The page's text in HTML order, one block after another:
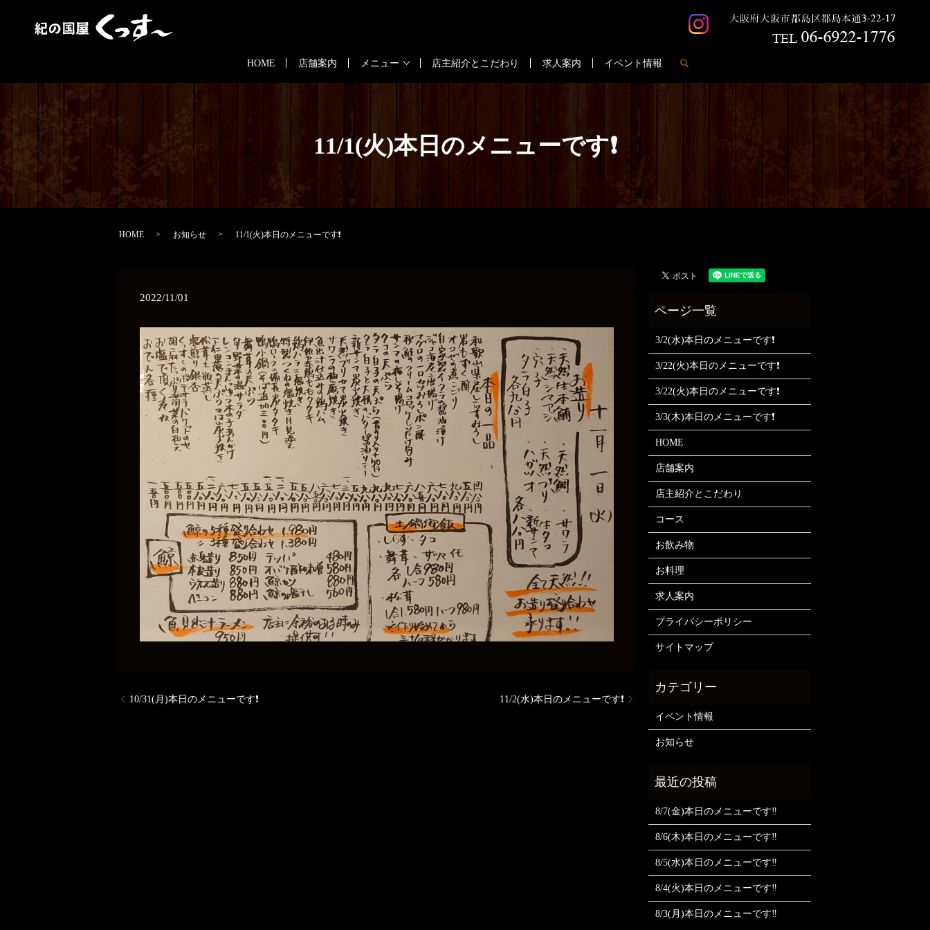
HOME 店舗案内 メニュー 店主紹介とこだわり 求人案内 イベント情報
11/1(火)本日のメニューです❗
HOME お知らせ 11/1(火)本日のメニューです❗
2022/11/01
10/31(月)本日のメニューです❗ 11/2(水)本日のメニューです❗
3/2(水)本日のメニューです❗
3/22(火)本日のメニューです❗
3/22(火)本日のメニューです❗
3/3(木)本日のメニューです❗
HOME
店舗案内
店主紹介とこだわり
コース
お飲み物
お料理
求人案内
プライバシーポリシー
サイトマップ
イベント情報
お知らせ
8/7(金)本日のメニューです‼️
8/6(木)本日のメニューです‼️
8/5(水)本日のメニューです‼️
8/4(火)本日のメニューです‼️
8/3(月)本日のメニューです‼️